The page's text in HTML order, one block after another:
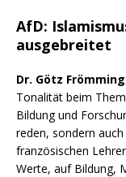
AfD:
ausgebreitet
Dr. Götz
Tonalität beim
Bildung und
reden, sondern
französischen
Werte, auf Bildung,